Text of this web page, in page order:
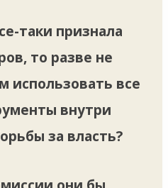
таки признала
то разве не
использовать все
внутри
за власть?